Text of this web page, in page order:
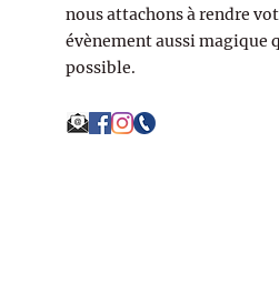
nous attachons à rendre
évènement aussi magique
possible.